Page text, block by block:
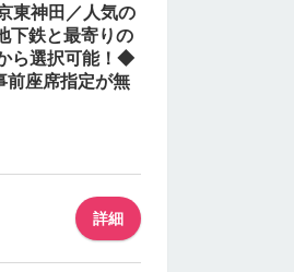
東神田／人気の
下鉄と最寄りの
ら選択可能！◆
前座席指定が無
詳細